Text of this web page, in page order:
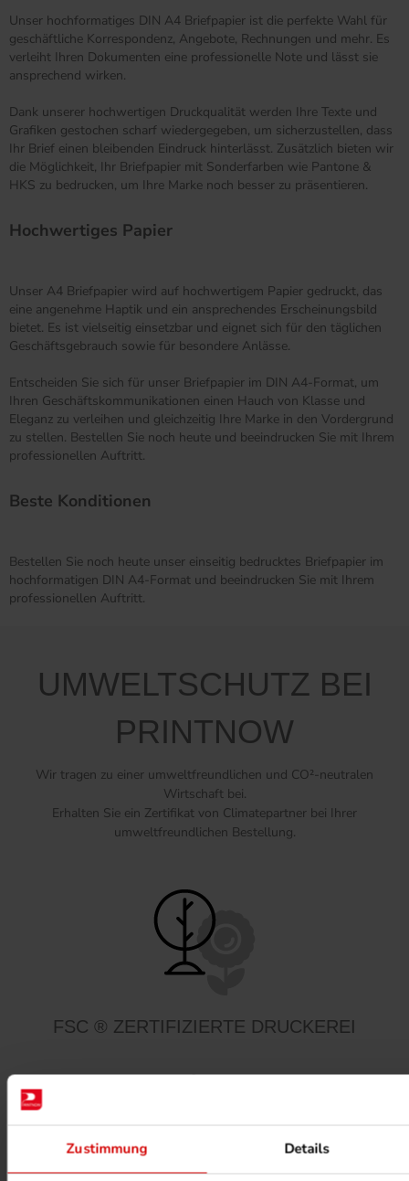
Zustimmung Details
Unser hochformatiges DIN A4 Briefpapier ist die perfekte Wahl für
geschäftliche Korrespondenz, Angebote, Rechnungen und mehr. Es
verleiht Ihren Dokumenten eine professionelle Note und lässt sie
ansprechend wirken.
Dank unserer hochwertigen Druckqualität werden Ihre Texte und
Grafiken gestochen scharf wiedergegeben, um sicherzustellen, dass
Ihr Brief einen bleibenden Eindruck hinterlässt. Zusätzlich bieten wir
die Möglichkeit, Ihr Briefpapier mit Sonderfarben wie Pantone &
HKS zu bedrucken, um Ihre Marke noch besser zu präsentieren.
Hochwertiges Papier
Unser A4 Briefpapier wird auf hochwertigem Papier gedruckt, das
eine angenehme Haptik und ein ansprechendes Erscheinungsbild
bietet. Es ist vielseitig einsetzbar und eignet sich für den täglichen
Geschäftsgebrauch sowie für besondere Anlässe.
Entscheiden Sie sich für unser Briefpapier im DIN A4-Format, um
Ihren Geschäftskommunikationen einen Hauch von Klasse und
Eleganz zu verleihen und gleichzeitig Ihre Marke in den Vordergrund
zu stellen. Bestellen Sie noch heute und beeindrucken Sie mit Ihrem
professionellen Auftritt.
Beste Konditionen
Bestellen Sie noch heute unser einseitig bedrucktes Briefpapier im
hochformatigen DIN A4-Format und beeindrucken Sie mit Ihrem
professionellen Auftritt.
UMWELTSCHUTZ BEI
PRINTNOW
Wir tragen zu einer umweltfreundlichen und CO²-neutralen
Wirtschaft bei.
Erhalten Sie ein Zertifikat von Climatepartner bei Ihrer
umweltfreundlichen Bestellung.
FSC ® ZERTIFIZIERTE DRUCKEREI